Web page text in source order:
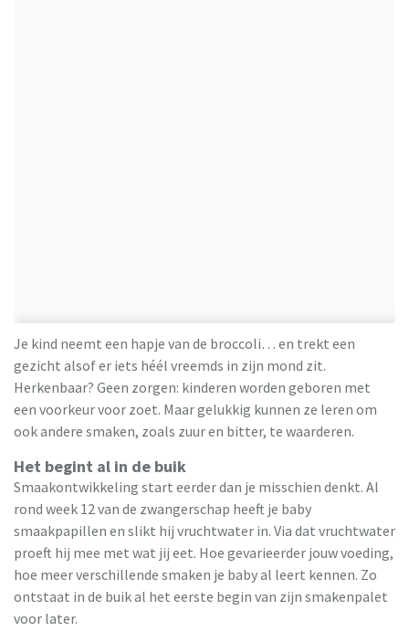
Je kind neemt een hapje van de broccoli… en trekt een
gezicht alsof er iets héél vreemds in zijn mond zit.
Herkenbaar? Geen zorgen: kinderen worden geboren met
een voorkeur voor zoet. Maar gelukkig kunnen ze leren om
ook andere smaken, zoals zuur en bitter, te waarderen.
Het begint al in de buik
Smaakontwikkeling start eerder dan je misschien denkt. Al
rond week 12 van de zwangerschap heeft je baby
smaakpapillen en slikt hij vruchtwater in. Via dat vruchtwater
proeft hij mee met wat jij eet. Hoe gevarieerder jouw voeding,
hoe meer verschillende smaken je baby al leert kennen. Zo
ontstaat in de buik al het eerste begin van zijn smakenpalet
voor later.